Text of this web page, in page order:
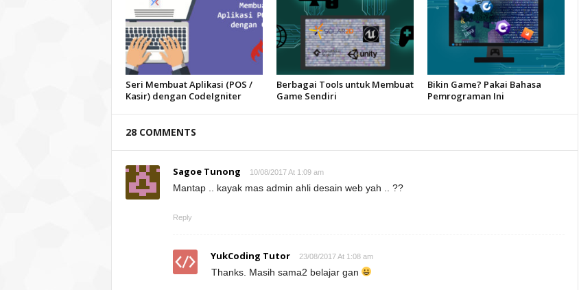
Seri Membuat Aplikasi (POS /
Kasir) dengan CodeIgniter
Berbagai Tools untuk Membuat
Game Sendiri
Bikin Game? Pakai Bahasa
Pemrograman Ini
28 COMMENTS
Sagoe Tunong 10/08/2017 At 1:09 am
Mantap .. kayak mas admin ahli desain web yah .. ??
Reply
YukCoding Tutor 23/08/2017 At 1:08 am
Thanks. Masih sama2 belajar gan